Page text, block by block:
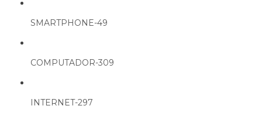
SMARTPHONE-49
COMPUTADOR-309
INTERNET-297